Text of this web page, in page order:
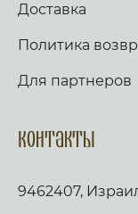
Доставка
Политика
Для партнеров
Контакты
9462407,